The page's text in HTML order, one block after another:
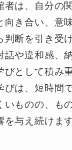
者は、自分の
向き合い、意
判断を引き受
話や違和感、
びとして積み
びは、短時間
いものの、も
与え続けます